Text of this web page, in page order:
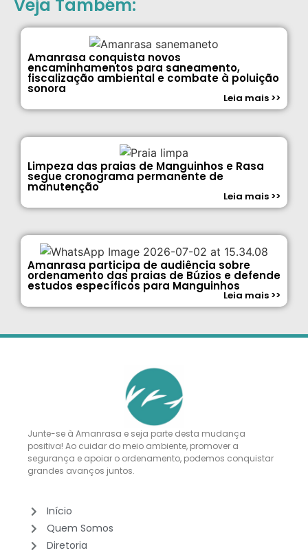
Veja Também:
Amanrasa conquista novos
encaminhamentos para saneamento,
fiscalização ambiental e combate à poluição
sonora
Leia mais >>
Limpeza das praias de Manguinhos e Rasa
segue cronograma permanente de
manutenção
Leia mais >>
Amanrasa participa de audiência sobre
ordenamento das praias de Búzios e defende
estudos específicos para Manguinhos
Leia mais >>
Junte-se à Amanrasa e seja parte desta mudança
positiva! Ao cuidar do meio ambiente, promover a
segurança e apoiar o ordenamento, podemos conquistar
grandes avanços juntos.
Início
Quem Somos
Diretoria